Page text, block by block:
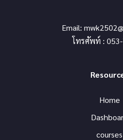
Email:
โทรศัพท์ :
Home
courses